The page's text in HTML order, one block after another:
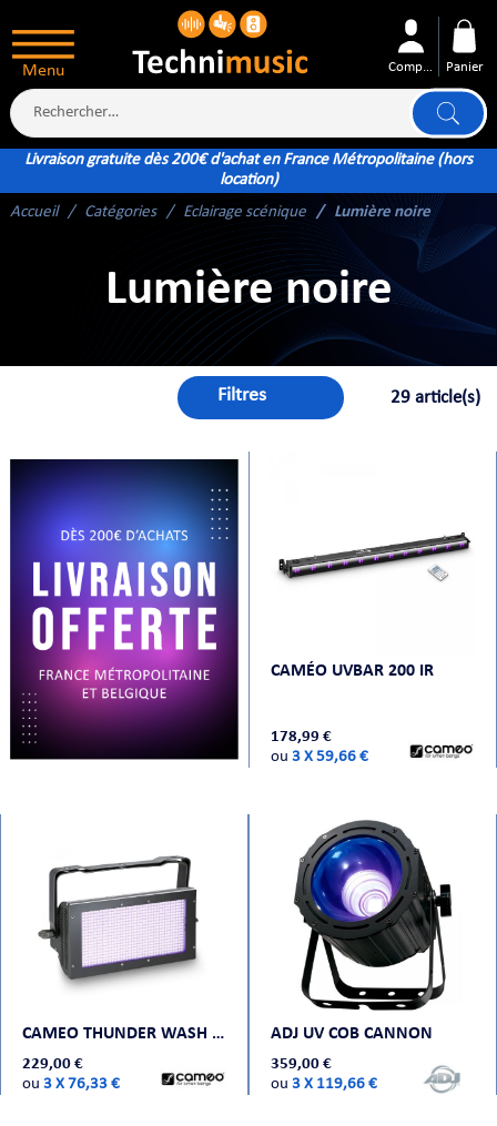
Menu Compte Panier
AUDIO
Livraison gratuite dès 200€ d'achat en France Métropolitaine (hors
location)
Accueil
Catégories Eclairage scénique Lumière noire
Lumière noire
Filtres 29 article(s)
CAMÉO UVBAR 200 IR
178,99 €
ou 3 X 59,66 €
CAMEO THUNDER WASH 600 UV - SCANNER UV LED 130 W
229,00 €
ou 3 X 76,33 €
ADJ UV COB CANNON
359,00 €
ou 3 X 119,66 €